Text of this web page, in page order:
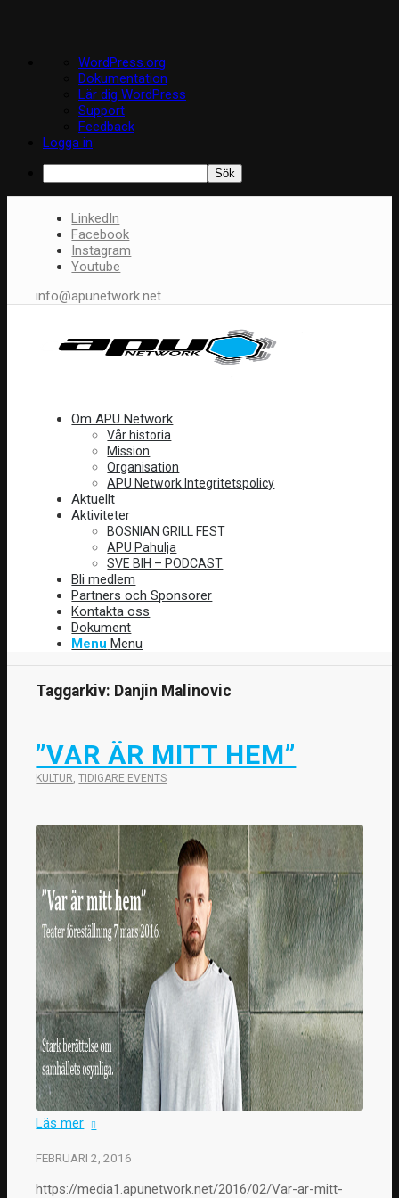
WordPress
WordPress.org
Dokumentation
Lär dig WordPress
Support
Feedback
Logga in
Sök
LinkedIn
Facebook
Instagram
Youtube
info@apunetwork.net
Om APU Network
Vår historia
Mission
Organisation
APU Network Integritetspolicy
Aktuellt
Aktiviteter
BOSNIAN GRILL FEST
APU Pahulja
SVE BIH – PODCAST
Bli medlem
Partners och Sponsorer
Kontakta oss
Dokument
Menu Menu
Taggarkiv: Danjin Malinovic
”VAR ÄR MITT HEM”
KULTUR,TIDIGARE EVENTS
Läs mer
FEBRUARI 2, 2016
https://media1.apunetwork.net/2016/02/Var-ar-mitt-